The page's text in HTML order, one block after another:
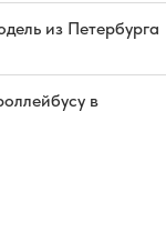
из Петербурга
в